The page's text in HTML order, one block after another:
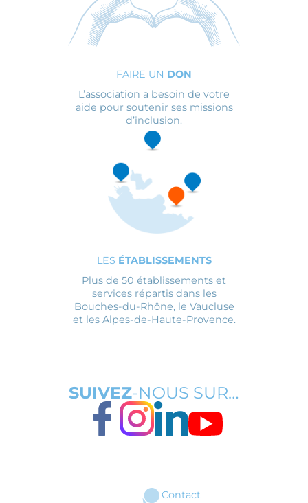
FAIRE UN DON
L’association a besoin de votre
aide pour soutenir ses missions
d’inclusion.
LES ÉTABLISSEMENTS
Plus de 50 établissements et
services répartis dans les
Bouches-du-Rhône, le Vaucluse
et les Alpes-de-Haute-Provence.
SUIVEZ-NOUS SUR…
FACEBOOK
INSTAGRAM
LINKEDIN
YOUTUBE
ARI - Association régionale pour
Contact